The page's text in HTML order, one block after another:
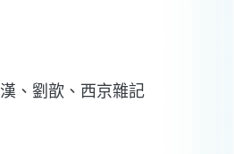
漢、劉歆、西京雜記